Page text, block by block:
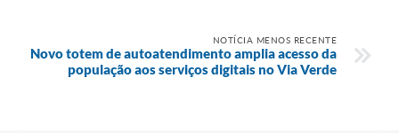
NOTÍCIA MENOS RECENTE
Novo totem de autoatendimento amplia acesso da
população aos serviços digitais no Via Verde